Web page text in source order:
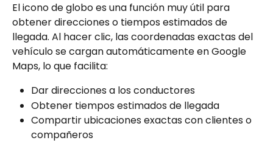
El icono de globo es una función muy útil para
obtener direcciones o tiempos estimados de
llegada. Al hacer clic, las coordenadas exactas del
vehículo se cargan automáticamente en Google
Maps, lo que facilita:
Dar direcciones a los conductores
Obtener tiempos estimados de llegada
Compartir ubicaciones exactas con clientes o
compañeros